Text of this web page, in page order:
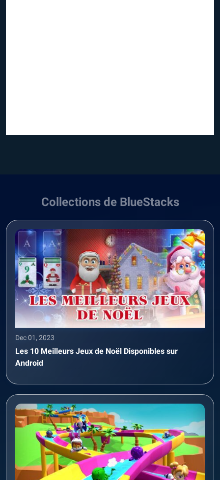
Collections de BlueStacks
Dec 01, 2023
Les 10 Meilleurs Jeux de Noël Disponibles sur
Android